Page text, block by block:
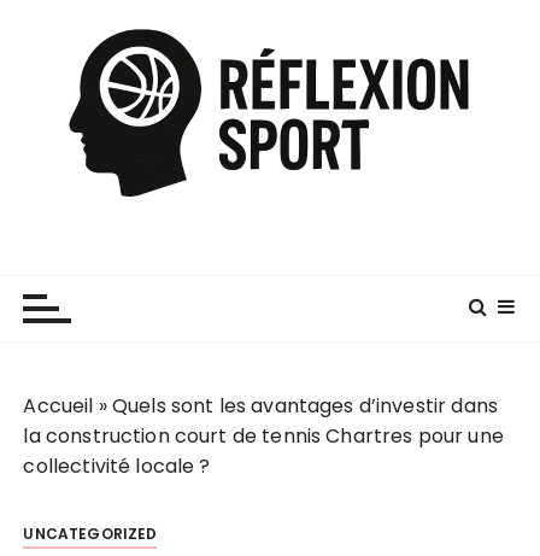
Accueil »Quels sont les avantages d’investir dans
la construction court de tennis Chartres pour une
collectivité locale ?
UNCATEGORIZED